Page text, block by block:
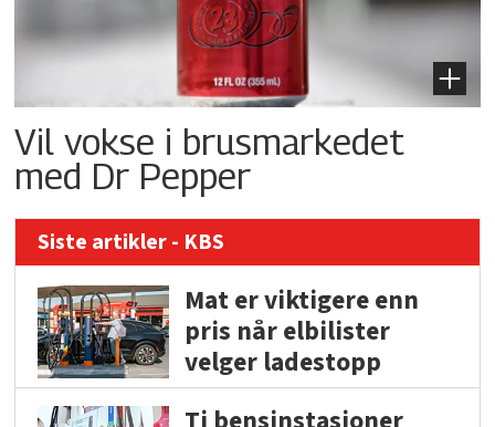
Vil vokse i brusmarkedet
med Dr Pepper
Siste artikler - KBS
Mat er viktigere enn
pris når elbilister
velger ladestopp